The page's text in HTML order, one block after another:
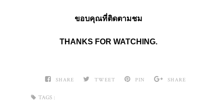
ขอบคุณที่ติดตามชม
THANKS FOR WATCHING.
SHARE TWEET PIN SHARE
TAGS :